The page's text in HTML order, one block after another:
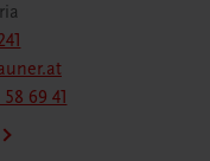
69 41